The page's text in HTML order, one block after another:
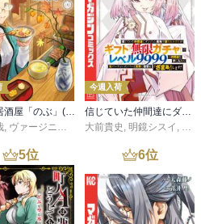
異世界居酒屋「のぶ」(22)
, ヴァージニア二等兵 ,転
今週入荷
信じていた仲間達にダンジョン奥地で殺されかけたがギフト『無限ガチャ』でレベル９９９９の仲間達を手に入れて元パーティーメンバーと世界に復讐＆『ざまぁ！』します！（２３）
大前貴史 , 明鏡シスイ , ｔ
5位 6位